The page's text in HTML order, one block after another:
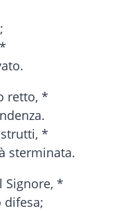
retto, *
*
sterminata.
Signore, *
difesa;